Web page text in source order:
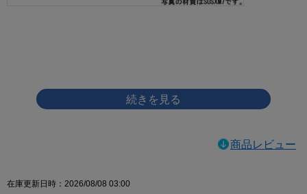
商品レビュー
在庫更新日時：2026/08/08 03:00